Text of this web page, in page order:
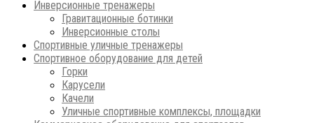
Инверсионные тренажеры
Гравитационные ботинки
Инверсионные столы
Спортивные уличные тренажеры
Спортивное оборудование для детей
Горки
Карусели
Качели
Уличные спортивные комплексы, площадки